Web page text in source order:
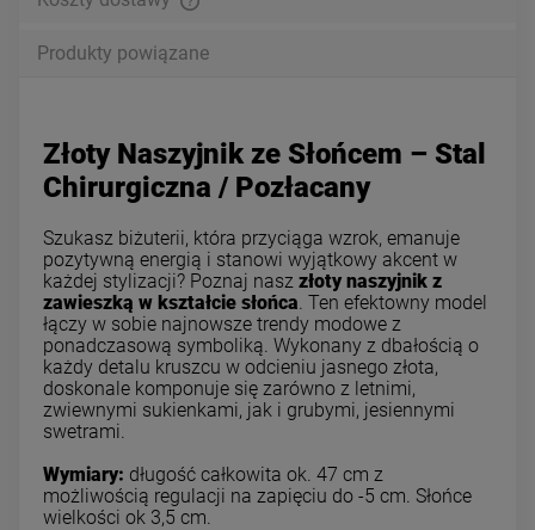
Produkty powiązane
Złoty Naszyjnik ze Słońcem – Stal
Chirurgiczna / Pozłacany
Szukasz biżuterii, która przyciąga wzrok, emanuje
pozytywną energią i stanowi wyjątkowy akcent w
każdej stylizacji? Poznaj nasz złoty naszyjnik z
zawieszką w kształcie słońca . Ten efektowny model
łączy w sobie najnowsze trendy modowe z
ponadczasową symboliką. Wykonany z dbałością o
każdy detalu kruszcu w odcieniu jasnego złota,
doskonale komponuje się zarówno z letnimi,
zwiewnymi sukienkami, jak i grubymi, jesiennymi
swetrami.
Wymiary: długość całkowita ok. 47 cm z
możliwością regulacji na zapięciu do -5 cm. Słońce
wielkości ok 3,5 cm.